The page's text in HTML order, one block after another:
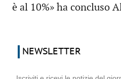
è al 10%» ha concluso
NEWSLETTER